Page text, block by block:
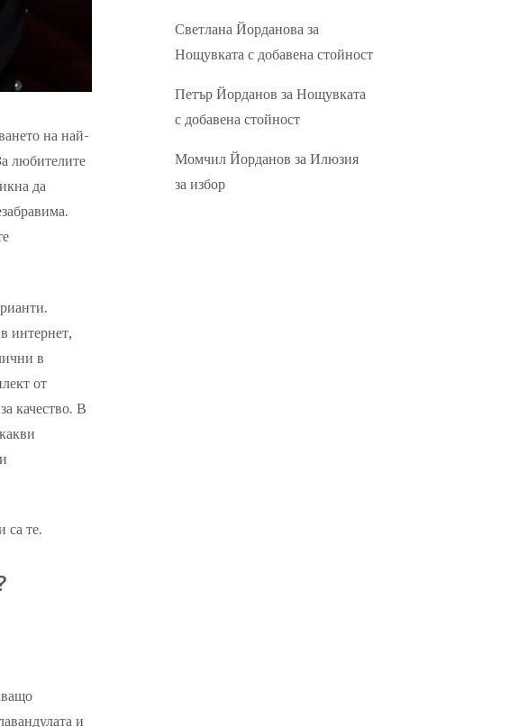
на най-
любителите
да
интернет,
в
от
качество. В
са те.
и
Светлана Йорданова за
Нощувката с добавена стойност
Петър Йорданов за Нощувката
с добавена стойност
Момчил Йорданов за Илюзия
за избор